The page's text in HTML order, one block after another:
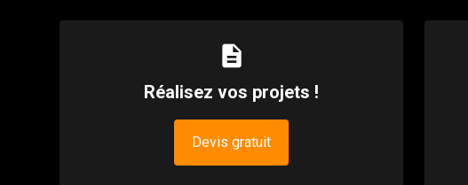
description
Réalisez vos projets !
Devis gratuit